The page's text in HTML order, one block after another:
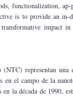
functionalization,
is to provide an in-
impact in
representan una
en el campo de la
en la década de 1990,